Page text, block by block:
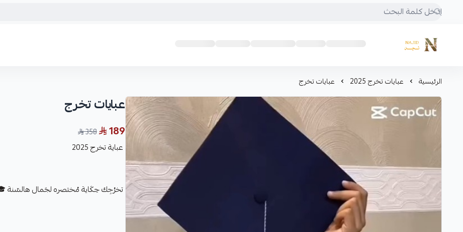
متجر نجد
الرئيسية عبايات تخرج 2025 عبايات تخرج
عبايات تخرج
189
358
عباية تخرج 2025
تخرُجِك حِكَاية مُختصره لجَمال هالسّنة